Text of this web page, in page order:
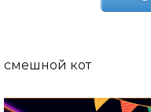
смешной кот